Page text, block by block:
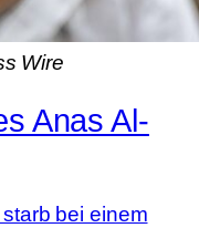
Wire
Anas Al-
bei einem